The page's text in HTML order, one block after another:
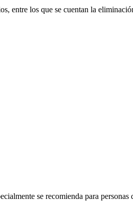
entre los que se cuentan la
se recomienda para personas